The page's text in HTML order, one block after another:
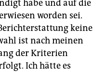
habe und auf die
worden sei.
keine
ist nach meinen
der Kriterien
Ich hätte es